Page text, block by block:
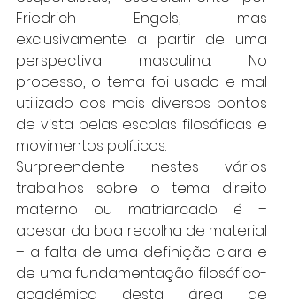
Friedrich Engels, mas
exclusivamente a partir de uma
perspectiva masculina. No
processo, o tema foi usado e mal
utilizado dos mais diversos pontos
de vista pelas escolas filosóficas e
movimentos políticos.
Surpreendente nestes vários
trabalhos sobre o tema direito
materno ou matriarcado é –
apesar da boa recolha de material
– a falta de uma definição clara e
de uma fundamentação filosófico-
académica desta área de